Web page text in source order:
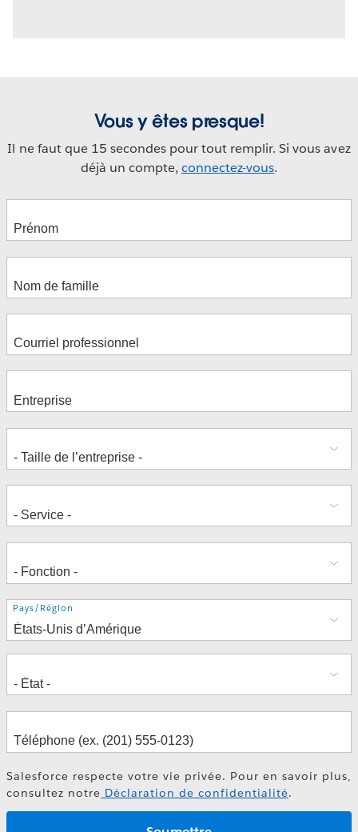
Vous y êtes presque!
Il ne faut que 15 secondes pour tout remplir. Si vous avez
déjà un compte, connectez-vous.
Adresse
Pays/Région
Salesforce respecte votre vie privée. Pour en savoir plus,
consultez notre Déclaration de confidentialité.